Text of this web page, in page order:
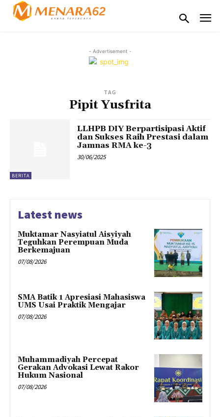
- Advertisement -
TAG
Pipit Yusfrita
BERITA
LLHPB DIY Berpartisipasi Aktif
dan Sukses Raih Prestasi dalam
Jamnas RMA ke-3
30/06/2025
Latest news
Muktamar Nasyiatul Aisyiyah
Teguhkan Perempuan Muda
Berkemajuan
07/08/2026
SMA Batik 1 Apresiasi Mahasiswa
UMS Usai Praktik Mengajar
07/08/2026
Muhammadiyah Percepat
Gerakan Advokasi Lewat Rakor
Hukum Nasional
07/08/2026